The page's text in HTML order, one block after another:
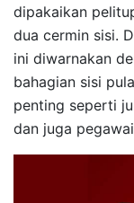
dipakaikan
dua cermin sisi.
ini diwarnakan
bahagian sisi
penting seperti
dan juga